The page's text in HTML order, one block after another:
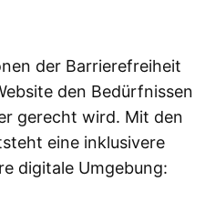
der Barrierefreiheit
den Bedürfnissen
gerecht wird. Mit den
eine inklusivere
digitale Umgebung: